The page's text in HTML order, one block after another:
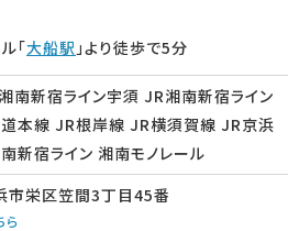
「大船駅 」より徒歩で5分
湘南新宿ライン宇須 JR湘南新宿ライン
本線 JR根岸線 JR横須賀線 JR京浜
新宿ライン 湘南モノレール
市栄区笠間3丁目45番
ら